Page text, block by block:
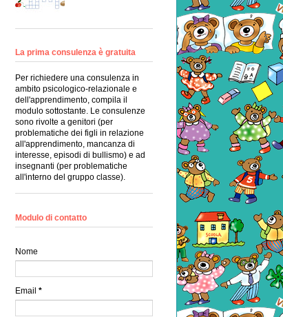
La prima consulenza è gratuita
Per richiedere una consulenza in
ambito psicologico-relazionale e
dell'apprendimento, compila il
modulo sottostante. Le consulenze
sono rivolte a genitori (per
problematiche dei figli in relazione
all'apprendimento, mancanza di
interesse, episodi di bullismo) e ad
insegnanti (per problematiche
all'interno del gruppo classe).
Modulo di contatto
Nome
Email *